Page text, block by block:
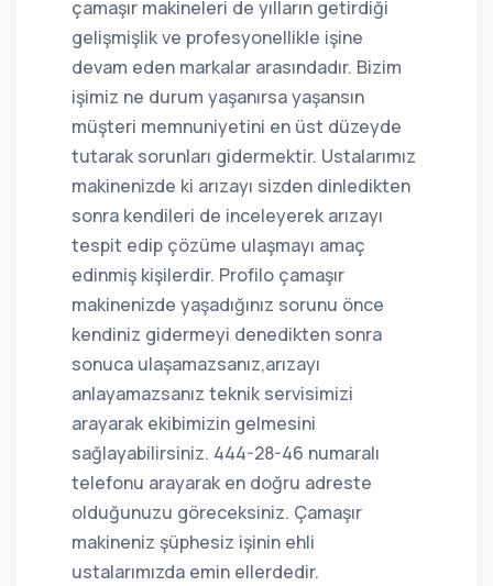
çamaşır makineleri de yılların getirdiği
gelişmişlik ve profesyonellikle işine
devam eden markalar arasındadır. Bizim
işimiz ne durum yaşanırsa yaşansın
müşteri memnuniyetini en üst düzeyde
tutarak sorunları gidermektir. Ustalarımız
makinenizde ki arızayı sizden dinledikten
sonra kendileri de inceleyerek arızayı
tespit edip çözüme ulaşmayı amaç
edinmiş kişilerdir. Profilo çamaşır
makinenizde yaşadığınız sorunu önce
kendiniz gidermeyi denedikten sonra
sonuca ulaşamazsanız,arızayı
anlayamazsanız teknik servisimizi
arayarak ekibimizin gelmesini
sağlayabilirsiniz. 444-28-46 numaralı
telefonu arayarak en doğru adreste
olduğunuzu göreceksiniz. Çamaşır
makineniz şüphesiz işinin ehli
ustalarımızda emin ellerdedir.